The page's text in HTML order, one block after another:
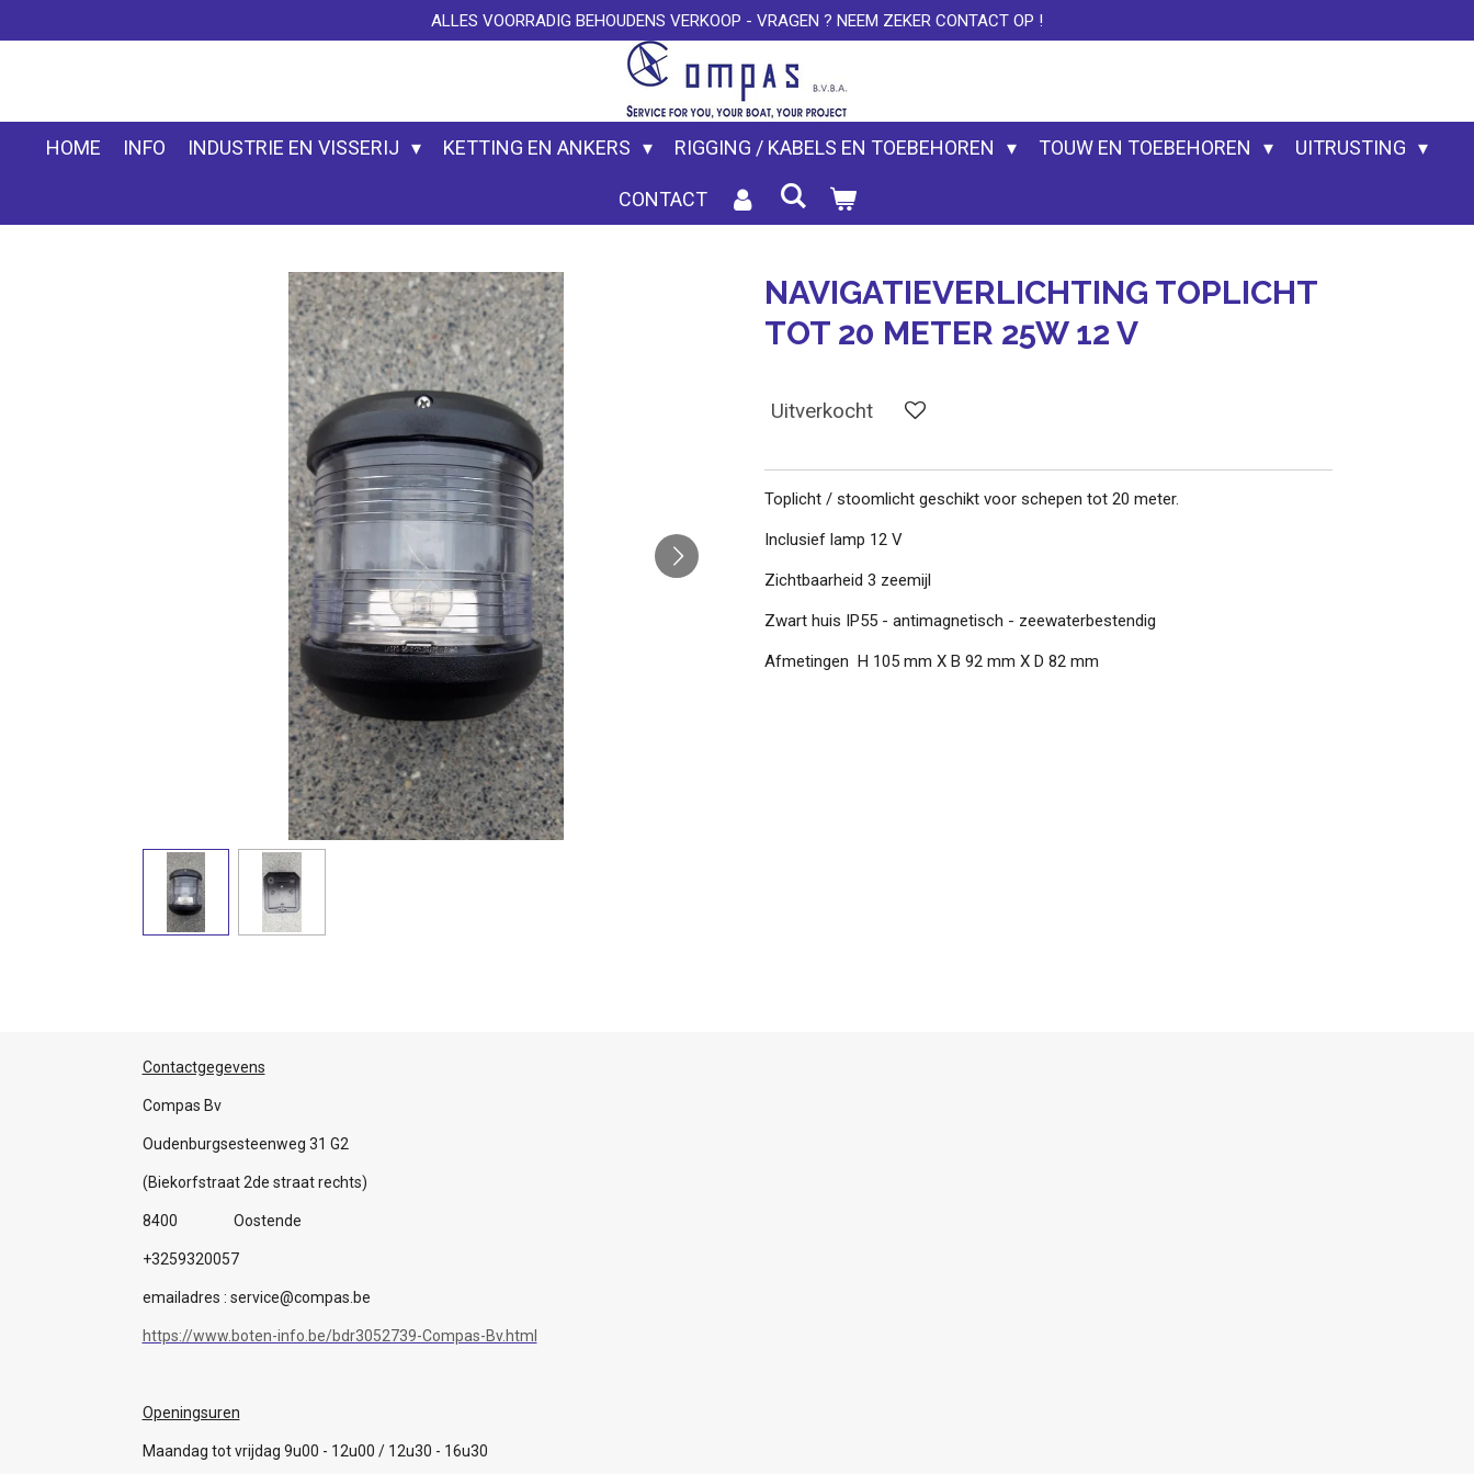
direct
hoofdinhoud
ALLES VOORRADIG BEHOUDENS VERKOOP - VRAGEN ? NEEM ZEKER CONTACT OP !
HOME INFO INDUSTRIE EN VISSERIJ KETTING EN ANKERS RIGGING / KABELS EN TOEBEHOREN TOUW EN TOEBEHOREN UITRUSTING
CONTACT
NAVIGATIEVERLICHTING TOPLICHT
TOT 20 METER 25W 12 V
Uitverkocht
Toplicht / stoomlicht geschikt voor schepen tot 20 meter.
Inclusief lamp 12 V
Zichtbaarheid 3 zeemijl
Zwart huis IP55 - antimagnetisch - zeewaterbestendig
Afmetingen H 105 mm X B 92 mm X D 82 mm
Contactgegevens
Compas Bv
Oudenburgsesteenweg 31 G2
(Biekorfstraat 2de straat rechts)
8400 Oostende
+3259320057
emailadres : service@compas.be
https://www.boten-info.be/bdr3052739-Compas-Bv.html
Openingsuren
Maandag tot vrijdag 9u00 - 12u00 / 12u30 - 16u30